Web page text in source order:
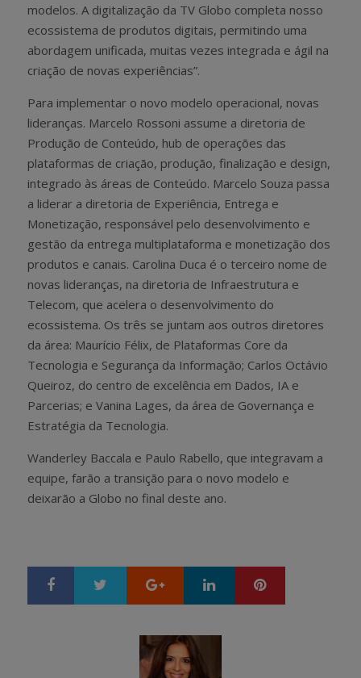
modelos. A digitalização da TV Globo completa nosso
ecossistema de produtos digitais, permitindo uma
abordagem unificada, muitas vezes integrada e ágil na
criação de novas experiências”.
Para implementar o novo modelo operacional, novas
lideranças. Marcelo Rossoni assume a diretoria de
Produção de Conteúdo, hub de operações das
plataformas de criação, produção, finalização e design,
integrado às áreas de Conteúdo. Marcelo Souza passa
a liderar a diretoria de Experiência, Entrega e
Monetização, responsável pelo desenvolvimento e
gestão da entrega multiplataforma e monetização dos
produtos e canais. Carolina Duca é o terceiro nome de
novas lideranças, na diretoria de Infraestrutura e
Telecom, que acelera o desenvolvimento do
ecossistema. Os três se juntam aos outros diretores
da área: Maurício Félix, de Plataformas Core da
Tecnologia e Segurança da Informação; Carlos Octávio
Queiroz, do centro de excelência em Dados, IA e
Parcerias; e Vanina Lages, da área de Governança e
Estratégia da Tecnologia.
Wanderley Baccala e Paulo Rabello, que integravam a
equipe, farão a transição para o novo modelo e
deixarão a Globo no final deste ano.
Google+ LinkedIn